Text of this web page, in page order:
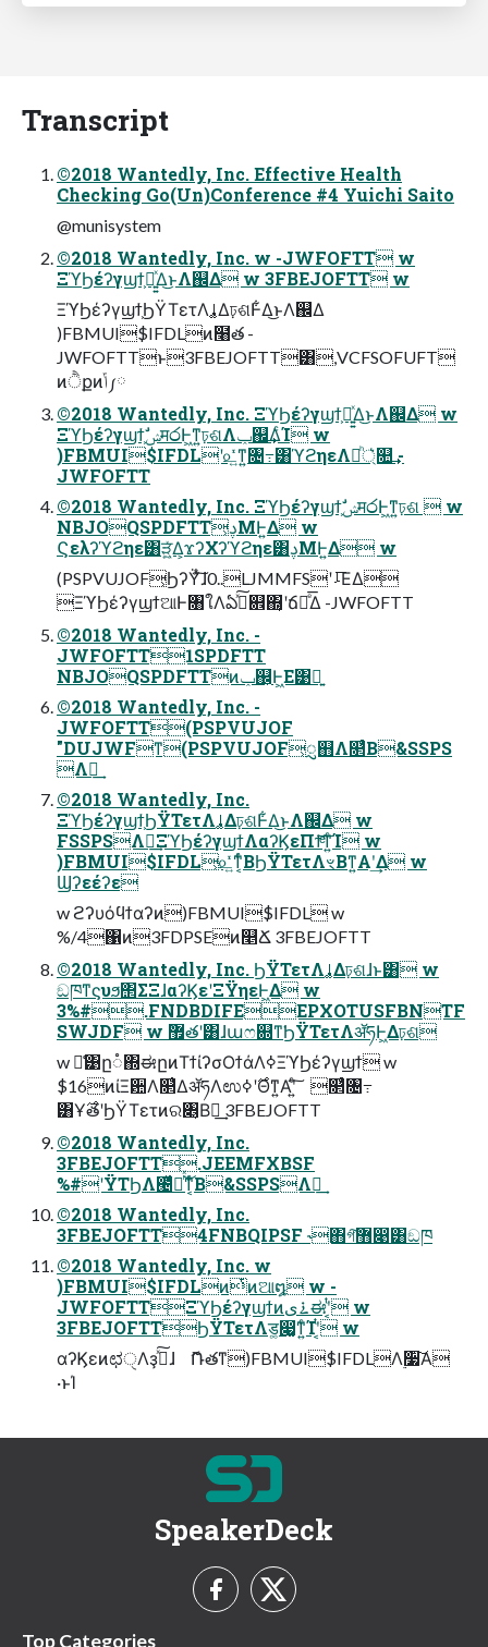
Transcript
©2018 Wantedly, Inc. Effective Health
Checking Go(Un)Conference #4 Yuichi Saito
@munisystem
©2018 Wantedly, Inc. w -JWFOFTT w
ΞϓϦέʔγϣϯ͕ಈ͍͍ͯΔ͜ͱΛ஌Δ w 3FBEJOFTT w
ΞϓϦέʔγϣϯ͕ϦΫΤετΛࡹ͚Δঢ়ଶͰ͋Δ͜ͱΛ஌Δ
)FBMUI$IFDLͷ໨త -
JWFOFTTͱ3FBEJOFTT͸,VCFSOFUFT
ͷੈքͷݴ༿
©2018 Wantedly, Inc. ΞϓϦέʔγϣϯ͕ಈ͍͍ͯΔ͜ͱΛ஌Δ w
ΞϓϦέʔγϣϯ͕ࣗݾम෮Ͱ͖ͳ͍ঢ়ଶΛݕ஌͢ΔͨΊ w
)FBMUI$IFDLʹ௨͍ͬͯͳ͍৔߹͸ϓϩηεΛ্ཱͪ͛௚͢ -
JWFOFTT
©2018 Wantedly, Inc. ΞϓϦέʔγϣϯ͕ࣗݾम෮Ͱ͖ͳ͍ঢ়ଶ  w
NBJOQSPDFTT͕ࢮΜͰ͍Δ w
Ϛελʔϓϩηε͸ੜ͖͍ͯΔ͕ϫʔΧʔϓϩηε͸ࢮΜͰ͍Δ w
(PSPVUJOF͕ϦʔΫͯ͠ɺ0..LJMMFSʹࡴ͞ΕΔ
‎ΞϓϦέʔγϣϯଆͰ৘ใΛఏڙͯ͠଎΍͔ʹճ෮ͤ͞Δ -JWFOFTT
©2018 Wantedly, Inc. -
JWFOFTT1SPDFTT
NBJOQSPDFTTͷݕ஌͕Ͱ͖Ε͹ྑ͍
©2018 Wantedly, Inc. -
JWFOFTT(PSPVUJOF
"DUJWFͳ(PSPVUJOF͕ᮢ஋Λ௒͑ͨΒ&SSPS
Λฦ͢
©2018 Wantedly, Inc.
ΞϓϦέʔγϣϯ͕ϦΫΤετΛࡹ͚Δঢ়ଶͰ͋Δ͜ͱΛ஌Δ w
FSSPSΛฦ͢ΞϓϦέʔγϣϯΛαʔϏεΠϯͤ͞ͳ͍ͨΊ w
)FBMUI$IFDL͕௨͍ͬͯͳ͔ͬͨΒϦΫΤετΛৼΒͳ͍Α͏ʹ͢Δ w
Ϣʔεέʔε
w ϩʔυόϥϯαʔͷ)FBMUI$IFDL w
%/4΁ͷ3FDPSEͷ௥Ճ 3FBEJOFTT
©2018 Wantedly, Inc. ϦΫΤετΛࡹ͚Δঢ়ଶɺͱ͸ w
ඞཁͳϛυϧ΢ΣΞɺαʔϏεʹΞΫηεͰ͖Δ w
3%#.FNDBDIFEEPXOTUSFBNTF
SWJDF w ޿ٛతʹ͸ɺաෆ଍ͳ͘ϦΫΤετΛॲཧͰ͖Δঢ়ଶ
w ྫ͑͹ը૾΍ಈըͷΤϯίʔσΟϯάΛߦ͏ΞϓϦέʔγϣϯ w
$16ͷίΞ਺Λ௒͑ΔॲཧΛಉ࣌ʹߦΘͳ͍Α͏ʹ͍ͨ͠ ‎௒͑ͨ৔߹
͸Ұ࣌తʹϦΫΤετͷର৅͔Β֎͢ 3FBEJOFTT
©2018 Wantedly, Inc.
3FBEJOFTT.JEEMFXBSF
%#ʹΫΤϦΛ౤͛ͯฦͬͯ͜ͳ͔ͬͨΒ&SSPSΛฦ͢
©2018 Wantedly, Inc.
3FBEJOFTT4FNBQIPSF ˞΋͏গ͠޻෉͸ඞཁ
©2018 Wantedly, Inc. w
)FBMUI$IFDLͷͭͷଆ໘ w -
JWFOFTTΞϓϦέʔγϣϯͷ࠶ىಈʹ͔ͭ͏ w
3FBEJOFTTϦΫΤετΛड͚෇͚ͳ͍ͨΊʹ͔ͭ͏ w
αʔϏεͷಛੑΛҙࣝͯ͠ɺ ޮՌతͳ)FBMUI$IFDLΛ࣮૷͠Α͏
·ͱΊ
SpeakerDeck
Top Categories